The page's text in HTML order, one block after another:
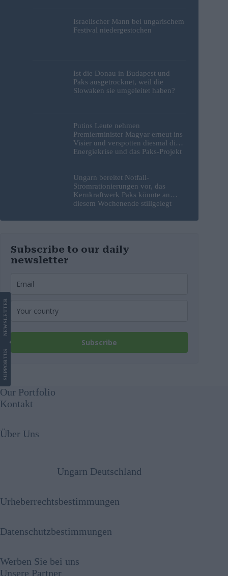
Israelischer Mann bei ungarischem
Festival niedergestochen
Ist die Donau in Budapest und
Paks ausgetrocknet, weil die
Slowaken sie umgeleitet haben?
Putins Leute nehmen
Premierminister Magyar erneut ins
Visier und verspotten diesmal die
Energiekrise und das Paks-Projekt
Ungarn bereitet Notfall-
Stromrationierungen vor, das
Kernkraftwerk Paks könnte an
diesem Wochenende stillgelegt
Subscribe to our daily
newsletter
Subscribe
SUPPORT
US
NEWS
LETTER
Our Portfolio
Kontakt
Über Uns
Ungarn Deutschland
Urheberrechtsbestimmungen
Datenschutzbestimmungen
Werben Sie bei uns
Unsere Partner